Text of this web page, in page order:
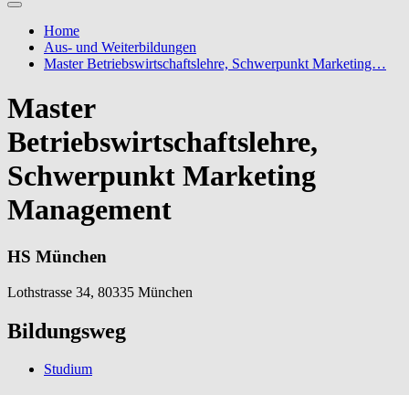
Home
Aus- und Weiterbildungen
Master Betriebswirtschaftslehre, Schwerpunkt Marketing…
Master
Betriebswirtschaftslehre,
Schwerpunkt Marketing
Management
HS München
Lothstrasse 34, 80335 München
Bildungsweg
Studium